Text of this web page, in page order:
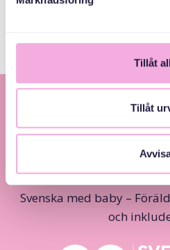
Tillåt
Tillåt
Svenska med baby –
och